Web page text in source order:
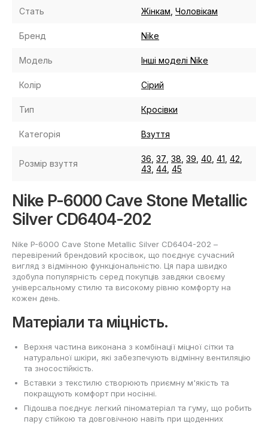
Стать Жінкам Чоловікам
Бренд Nike
Модель Інші моделі Nike
Колір Сірий
Тип Кросівки
Категорія Взуття
Розмір взуття 36 37 38 39 40 41 42
43 44 45
Nike P-6000 Cave Stone Metallic
Silver CD6404-202
Nike P-6000 Cave Stone Metallic Silver CD6404-202 –
перевірений брендовий кросівок, що поєднує сучасний
вигляд з відмінною функціональністю. Ця пара швидко
здобула популярність серед покупців завдяки своєму
універсальному стилю та високому рівню комфорту на
кожен день.
Матеріали та міцність.
Верхня частина виконана з комбінації міцної сітки та
натуральної шкіри, які забезпечують відмінну вентиляцію
та зносостійкість.
Вставки з текстилю створюють приємну м'якість та
покращують комфорт при носінні.
Підошва поєднує легкий піноматеріал та гуму, що робить
пару стійкою та довговічною навіть при щоденних